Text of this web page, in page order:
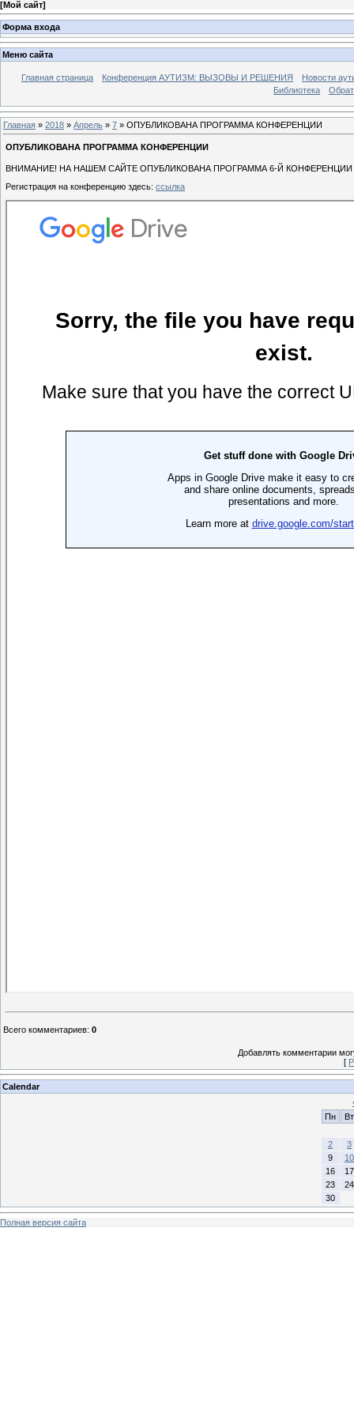
[Мой сайт]
Форма входа
Меню сайта
Главная страница Конференция АУТИЗМ: ВЫЗОВЫ И РЕШЕНИЯ
Новости
Библиотека
Главная » 2018 » Апрель » 7 » ОПУБЛИКОВАНА ПРОГРАММА КОНФЕРЕНЦИИ
ОПУБЛИКОВАНА ПРОГРАММА КОНФЕРЕНЦИИ
ВНИМАНИЕ! НА НАШЕМ САЙТЕ ОПУБЛИКОВАНА ПРОГРАММА 6-Й
Регистрация на конференцию здесь: ссылка
Всего комментариев: 0
Добавлять комментарии
[
Calendar
Пн
Вт
2
3
9
10
16
17
23
24
30
Полная версия сайта